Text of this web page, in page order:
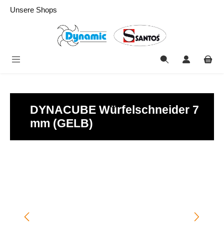
springen
Unsere Shops
DYNACUBE Würfelschneider 7
mm (GELB)